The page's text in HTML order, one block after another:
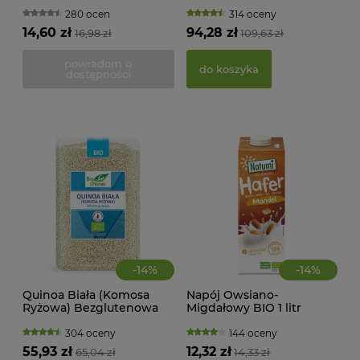
280 ocen
16,98 zł
14,60 zł
314 oceny
109,63 zł
94,28 zł
do koszyka
-14%
Quinoa Biała (Komosa
Ryżowa) Bezglutenowa
304 oceny
65,04 zł
55,93 zł
-14%
Napój Owsiano-
Migdałowy BIO 1 litr
144 oceny
14,33 zł
12,32 zł